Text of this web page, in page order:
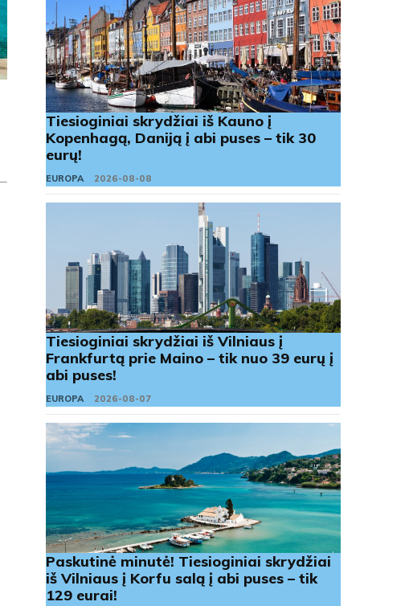
Tiesioginiai skrydžiai iš Kauno į
Kopenhagą, Daniją į abi puses – tik 30
eurų!
EUROPA 2026-08-08
Tiesioginiai skrydžiai iš Vilniaus į
Frankfurtą prie Maino – tik nuo 39 eurų į
abi puses!
EUROPA 2026-08-07
Paskutinė minutė! Tiesioginiai skrydžiai
iš Vilniaus į Korfu salą į abi puses – tik
129 eurai!